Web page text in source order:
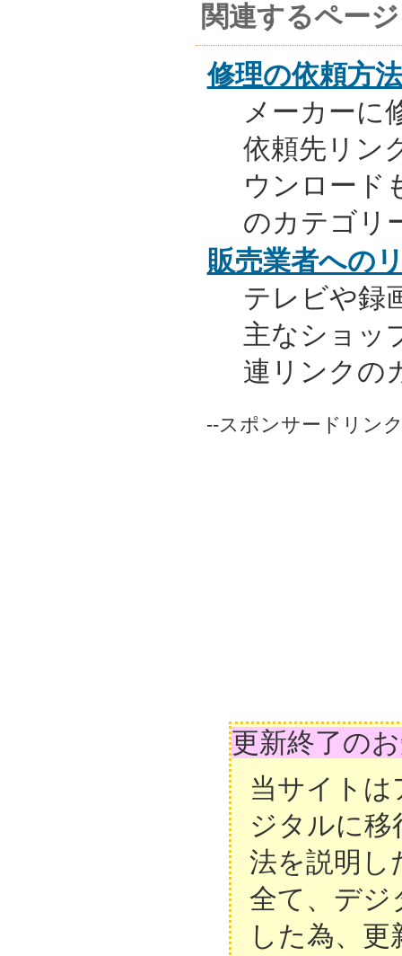
関連するページ
修理の依頼方法
メーカーに
依頼先リン
ウンロード
のカテゴリ
販売業者への
テレビや録
主なショッ
連リンクの
--スポンサードリン
更新終了の
当サイト
ジタルに移
法を説明し
全て、デジ
した為、